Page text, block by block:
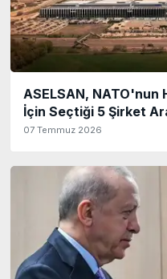
ASELSAN, NATO'nun
İçin Seçtiği 5 Şirket
07 Temmuz 2026